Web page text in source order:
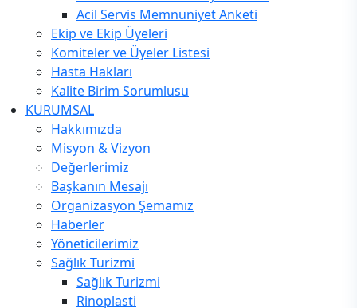
Acil Servis Memnuniyet Anketi
Ekip ve Ekip Üyeleri
Komiteler ve Üyeler Listesi
Hasta Hakları
Kalite Birim Sorumlusu
KURUMSAL
Hakkımızda
Misyon & Vizyon
Değerlerimiz
Başkanın Mesajı
Organizasyon Şemamız
Haberler
Yöneticilerimiz
Sağlık Turizmi
Sağlık Turizmi
Rinoplasti